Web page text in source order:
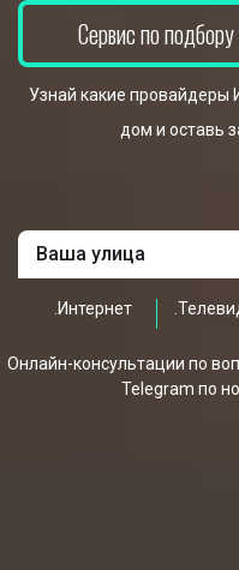
Сервис по
Узнай какие провайдеры
дом и оставь
.Интернет
Онлайн-консультации по
Telegram по